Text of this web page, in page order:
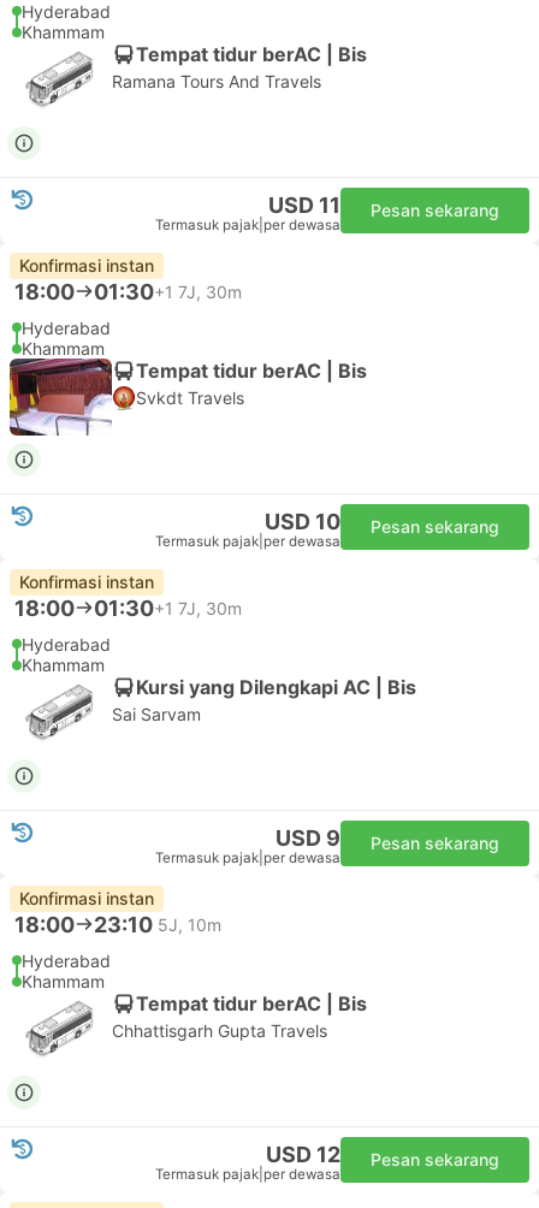
Hyderabad
Khammam
Tempat tidur berAC | Bis
Ramana Tours And Travels
USD 11
Termasuk pajak per dewasa
Pesan sekarang
Konfirmasi instan
18:00 01:30+1 7J, 30m
Hyderabad
Khammam
Tempat tidur berAC | Bis
Svkdt Travels
USD 10
Termasuk pajak per dewasa
Pesan sekarang
Konfirmasi instan
18:00 01:30+1 7J, 30m
Hyderabad
Khammam
Kursi yang Dilengkapi AC | Bis
Sai Sarvam
USD 9
Termasuk pajak per dewasa
Pesan sekarang
Konfirmasi instan
18:00 23:10 5J, 10m
Hyderabad
Khammam
Tempat tidur berAC | Bis
Chhattisgarh Gupta Travels
USD 12
Termasuk pajak per dewasa
Pesan sekarang